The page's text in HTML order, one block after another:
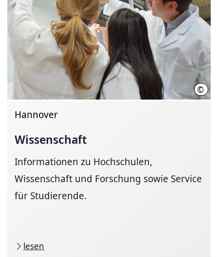
©
Hannover
Wissenschaft
Informationen zu Hochschulen,
Wissenschaft und Forschung sowie Service
für Studierende.
lesen